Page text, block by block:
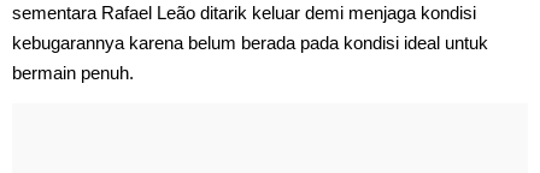
sementara Rafael Leão ditarik keluar demi menjaga kondisi
kebugarannya karena belum berada pada kondisi ideal untuk
bermain penuh.